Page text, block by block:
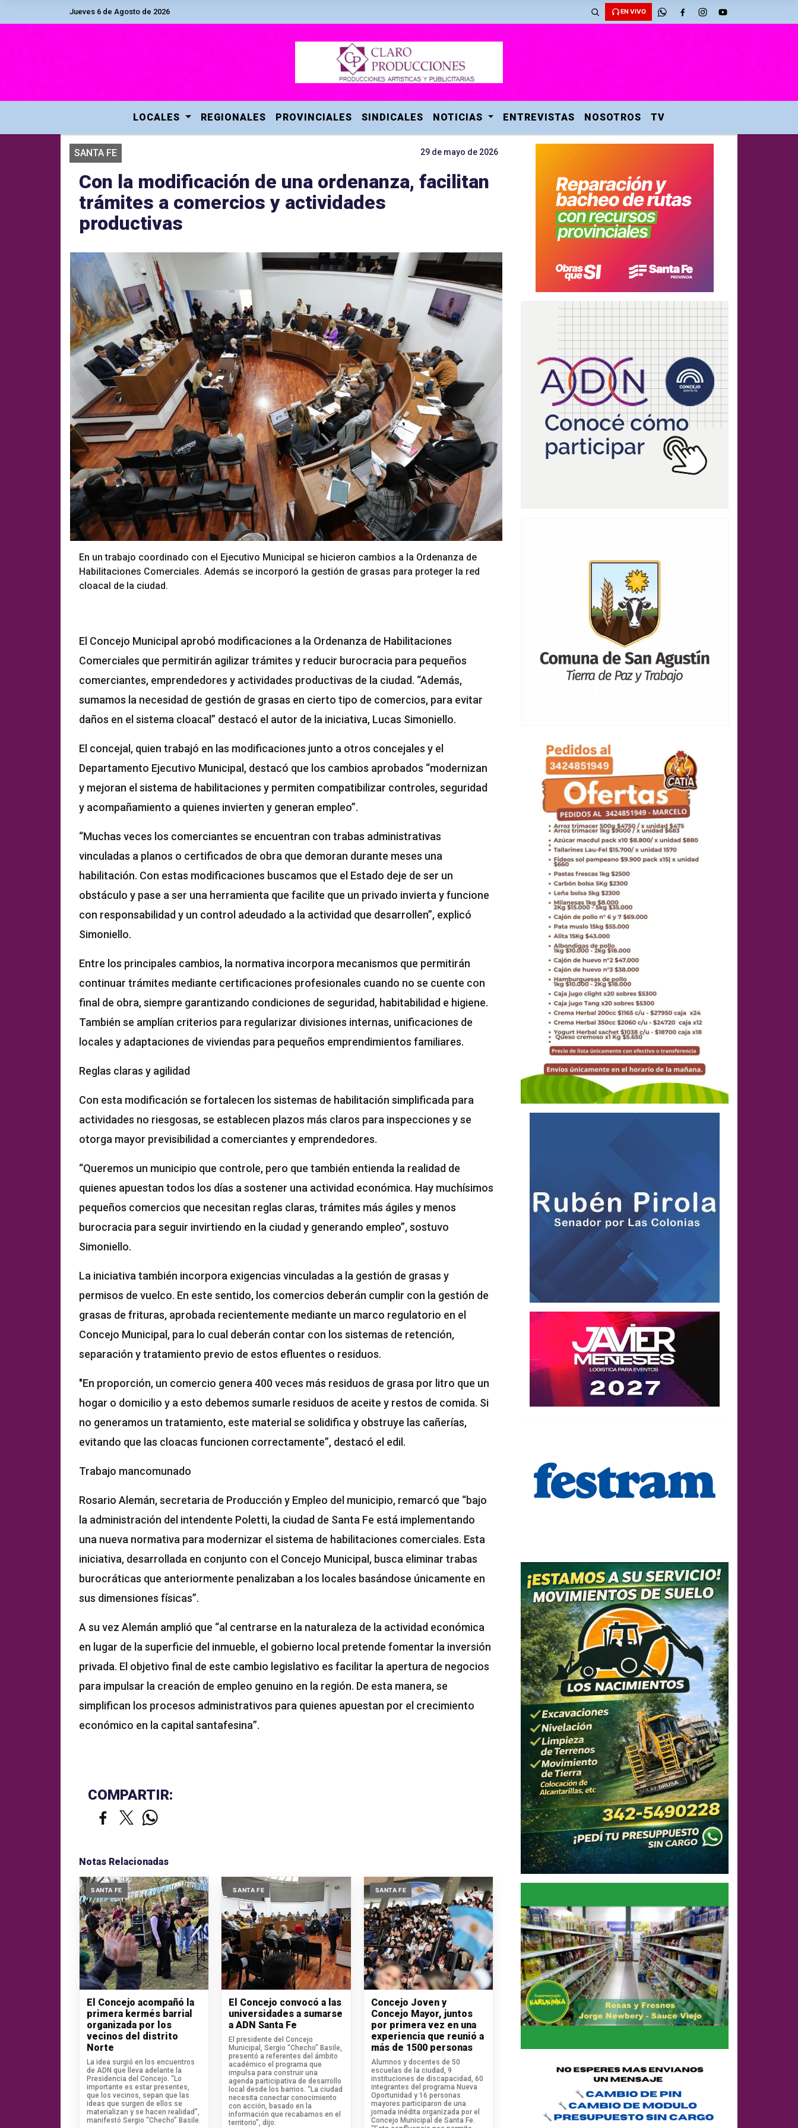
Jueves 6 de Agosto de 2026 EN VIVO
LOCALES REGIONALES PROVINCIALES SINDICALES NOTICIAS ENTREVISTAS NOSOTROS TV
SANTA FE 29 de mayo de 2026
Con la modificación de una ordenanza, facilitan
trámites a comercios y actividades
productivas
En un trabajo coordinado con el Ejecutivo Municipal se hicieron cambios a la Ordenanza de
Habilitaciones Comerciales. Además se incorporó la gestión de grasas para proteger la red
cloacal de la ciudad.
El Concejo Municipal aprobó modificaciones a la Ordenanza de Habilitaciones
Comerciales que permitirán agilizar trámites y reducir burocracia para pequeños
comerciantes, emprendedores y actividades productivas de la ciudad. “Además,
sumamos la necesidad de gestión de grasas en cierto tipo de comercios, para evitar
daños en el sistema cloacal” destacó el autor de la iniciativa, Lucas Simoniello.
El concejal, quien trabajó en las modificaciones junto a otros concejales y el
Departamento Ejecutivo Municipal, destacó que los cambios aprobados “modernizan
y mejoran el sistema de habilitaciones y permiten compatibilizar controles, seguridad
y acompañamiento a quienes invierten y generan empleo”.
“Muchas veces los comerciantes se encuentran con trabas administrativas
vinculadas a planos o certificados de obra que demoran durante meses una
habilitación. Con estas modificaciones buscamos que el Estado deje de ser un
obstáculo y pase a ser una herramienta que facilite que un privado invierta y funcione
con responsabilidad y un control adeudado a la actividad que desarrollen”, explicó
Simoniello.
Entre los principales cambios, la normativa incorpora mecanismos que permitirán
continuar trámites mediante certificaciones profesionales cuando no se cuente con
final de obra, siempre garantizando condiciones de seguridad, habitabilidad e higiene.
También se amplían criterios para regularizar divisiones internas, unificaciones de
locales y adaptaciones de viviendas para pequeños emprendimientos familiares.
Reglas claras y agilidad
Con esta modificación se fortalecen los sistemas de habilitación simplificada para
actividades no riesgosas, se establecen plazos más claros para inspecciones y se
otorga mayor previsibilidad a comerciantes y emprendedores.
“Queremos un municipio que controle, pero que también entienda la realidad de
quienes apuestan todos los días a sostener una actividad económica. Hay muchísimos
pequeños comercios que necesitan reglas claras, trámites más ágiles y menos
burocracia para seguir invirtiendo en la ciudad y generando empleo”, sostuvo
Simoniello.
La iniciativa también incorpora exigencias vinculadas a la gestión de grasas y
permisos de vuelco. En este sentido, los comercios deberán cumplir con la gestión de
grasas de frituras, aprobada recientemente mediante un marco regulatorio en el
Concejo Municipal, para lo cual deberán contar con los sistemas de retención,
separación y tratamiento previo de estos efluentes o residuos.
"En proporción, un comercio genera 400 veces más residuos de grasa por litro que un
hogar o domicilio y a esto debemos sumarle residuos de aceite y restos de comida. Si
no generamos un tratamiento, este material se solidifica y obstruye las cañerías,
evitando que las cloacas funcionen correctamente”, destacó el edil.
Trabajo mancomunado
Rosario Alemán, secretaria de Producción y Empleo del municipio, remarcó que “bajo
la administración del intendente Poletti, la ciudad de Santa Fe está implementando
una nueva normativa para modernizar el sistema de habilitaciones comerciales. Esta
iniciativa, desarrollada en conjunto con el Concejo Municipal, busca eliminar trabas
burocráticas que anteriormente penalizaban a los locales basándose únicamente en
sus dimensiones físicas”.
A su vez Alemán amplió que “al centrarse en la naturaleza de la actividad económica
en lugar de la superficie del inmueble, el gobierno local pretende fomentar la inversión
privada. El objetivo final de este cambio legislativo es facilitar la apertura de negocios
para impulsar la creación de empleo genuino en la región. De esta manera, se
simplifican los procesos administrativos para quienes apuestan por el crecimiento
económico en la capital santafesina”.
COMPARTIR:
Notas Relacionadas
SANTA FE
El Concejo acompañó la
primera kermés barrial
organizada por los
vecinos del distrito
Norte
La idea surgió en los encuentros
de ADN que lleva adelante la
Presidencia del Concejo. “Lo
importante es estar presentes,
que los vecinos, sepan que las
ideas que surgen de ellos se
materializan y se hacen realidad”,
manifestó Sergio “Checho” Basile.
SANTA FE
El Concejo convocó a las
universidades a sumarse
a ADN Santa Fe
El presidente del Concejo
Municipal, Sergio “Checho” Basile,
presentó a referentes del ámbito
académico el programa que
impulsa para construir una
agenda participativa de desarrollo
local desde los barrios. “La ciudad
necesita conectar conocimiento
con acción, basado en la
información que recabamos en el
territorio”, dijo.
SANTA FE
Concejo Joven y
Concejo Mayor, juntos
por primera vez en una
experiencia que reunió a
más de 1500 personas
Alumnos y docentes de 50
escuelas de la ciudad, 9
instituciones de discapacidad, 60
integrantes del programa Nueva
Oportunidad y 16 personas
mayores participaron de una
jornada inédita organizada por el
Concejo Municipal de Santa Fe.